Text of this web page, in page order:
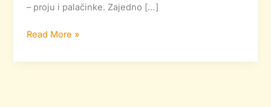
– proju i palačinke. Zajedno […]
Read More »